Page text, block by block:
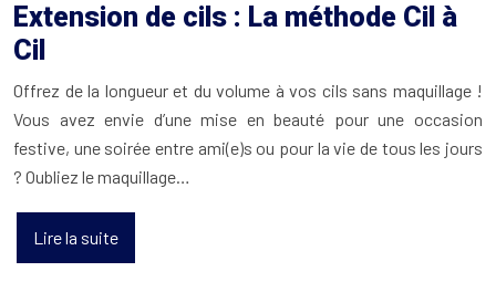
Extension de cils : La méthode Cil à
Cil
Offrez de la longueur et du volume à vos cils sans maquillage !
Vous avez envie d’une mise en beauté pour une occasion
festive, une soirée entre ami(e)s ou pour la vie de tous les jours
? Oubliez le maquillage…
Lire la suite